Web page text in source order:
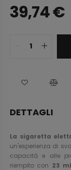
39,74€
DETTAGLI
La sigaretta
un'esperienza di
capacità e alle
riempito con 23